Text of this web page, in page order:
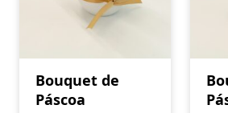
Bouquet de
Páscoa